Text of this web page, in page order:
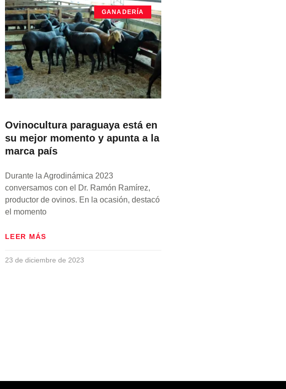
GANADERÍA
Ovinocultura paraguaya está en
su mejor momento y apunta a la
marca país
Durante la Agrodinámica 2023
conversamos con el Dr. Ramón Ramírez,
productor de ovinos. En la ocasión, destacó
el momento
LEER MÁS
23 de diciembre de 2023